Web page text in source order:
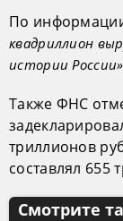
По
квадриллион
истории России»
Также ФНС
триллионов
составлял 655
Смотрите